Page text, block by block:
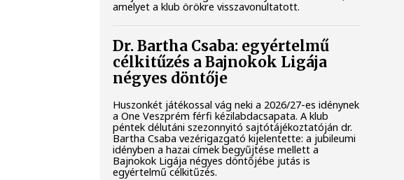
amelyet a klub örökre visszavonultatott.
Dr. Bartha Csaba: egyértelmű
célkitűzés a Bajnokok Ligája
négyes döntője
Huszonkét játékossal vág neki a 2026/27-es idénynek
a One Veszprém férfi kézilabdacsapata. A klub
péntek délutáni szezonnyitó sajtótájékoztatóján dr.
Bartha Csaba vezérigazgató kijelentette: a jubileumi
idényben a hazai címek begyűjtése mellett a
Bajnokok Ligája négyes döntőjébe jutás is
egyértelmű célkitűzés.